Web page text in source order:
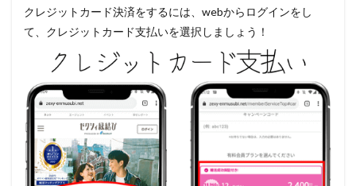
クレジットカード決済をするには、webからログインをし
て、クレジットカード支払いを選択しましょう！